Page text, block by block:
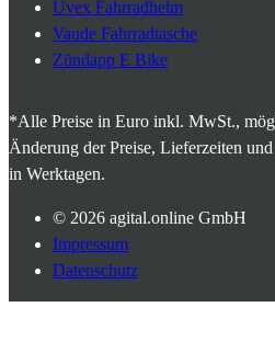
Uvex Fahrradhelm
Vaude Fahrradtasche
Zündapp E Bike
*Alle Preise in Euro inkl. MwSt.,
Änderung der Preise, Lieferzeiten
in Werktagen.
© 2026 agital.online GmbH
Impressum
Datenschutz